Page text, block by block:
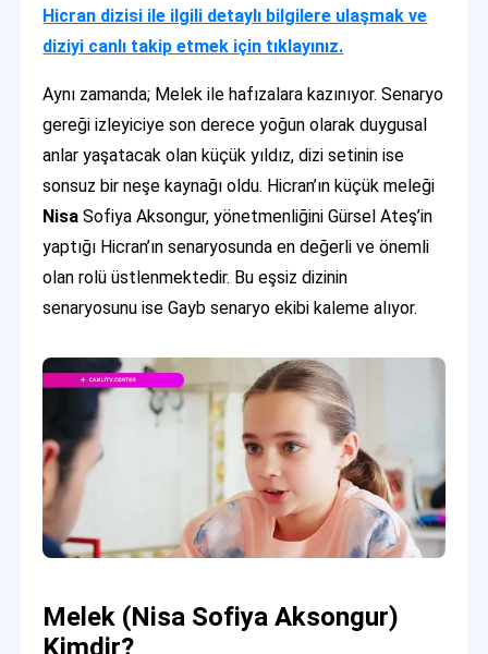
Hicran dizisi ile ilgili detaylı bilgilere ulaşmak ve
diziyi canlı takip etmek için tıklayınız.
Aynı zamanda; Melek ile hafızalara kazınıyor. Senaryo
gereği izleyiciye son derece yoğun olarak duygusal
anlar yaşatacak olan küçük yıldız, dizi setinin ise
sonsuz bir neşe kaynağı oldu. Hicran’ın küçük meleği
NisaSofiya Aksongur, yönetmenliğini Gürsel Ateş’in
yaptığı Hicran’ın senaryosunda en değerli ve önemli
olan rolü üstlenmektedir. Bu eşsiz dizinin
senaryosunu ise Gayb senaryo ekibi kaleme alıyor.
Melek (Nisa Sofiya Aksongur)
Kimdir?